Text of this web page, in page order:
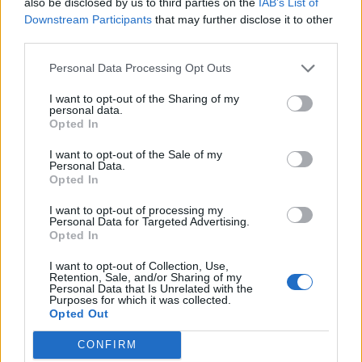
Downstream Participants that may further disclose it to other
Personal Data Processing Opt Outs
I want to opt-out of the Sharing of my
personal data.
Opted In
I want to opt-out of the Sale of my
Personal Data.
Opted In
I want to opt-out of processing my
Personal Data for Targeted Advertising.
Opted In
I want to opt-out of Collection, Use,
Retention, Sale, and/or Sharing of my
Personal Data that Is Unrelated with the
Purposes for which it was collected.
Opted Out
CONFIRM
Internationales Arbeitsumfeld
Weiterbildungen & Trainings
Kranken- und Unfallversicherung
Kostenfreie Reinigung der Uniform
HIDDEN LINK - PLEASE LOGIN
Dein Kurs & deine Talente
Das bringst du mit an Bord:
Abgeschlossene Ausbildung zum Koch (w/m/d) sowie
Berufserfahrung in einer Führungsposition in der
gehobenen Gastronomie und/oder auf einem
Kreuzfahrtschiff wünschenswert